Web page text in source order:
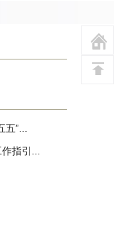
”...
指引...